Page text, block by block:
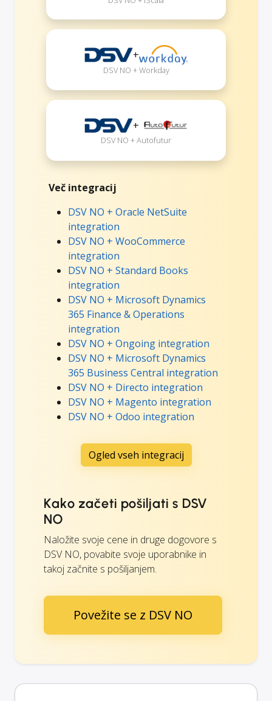
+
DSV NO + Workday
+
DSV NO + Autofutur
Več integracij
DSV NO + Oracle NetSuite
integration
DSV NO + WooCommerce
integration
DSV NO + Standard Books
integration
DSV NO + Microsoft Dynamics
365 Finance & Operations
integration
DSV NO + Ongoing integration
DSV NO + Microsoft Dynamics
365 Business Central integration
DSV NO + Directo integration
DSV NO + Magento integration
DSV NO + Odoo integration
Ogled vseh integracij
Kako začeti pošiljati s DSV
NO
Naložite svoje cene in druge dogovore s
DSV NO, povabite svoje uporabnike in
takoj začnite s pošiljanjem.
Povežite se z DSV NO